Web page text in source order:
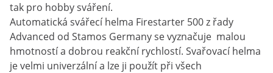
tak pro hobby sváření.
Automatická svářecí helma Firestarter 500 z řady
Advanced od Stamos Germany se vyznačuje malou
hmotností a dobrou reakční rychlostí. Svařovací helma
je velmi univerzální a lze ji použít při všech